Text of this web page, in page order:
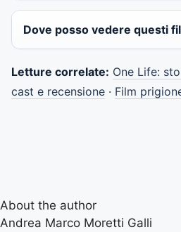
Dove posso vedere questi
Letture correlate: One Life:
cast e recensione · Film
About the author
Andrea Marco Moretti Galli